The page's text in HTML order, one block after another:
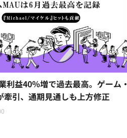
利益40％増で過去最高。ゲーム・
牽引、通期見通しも上方修正